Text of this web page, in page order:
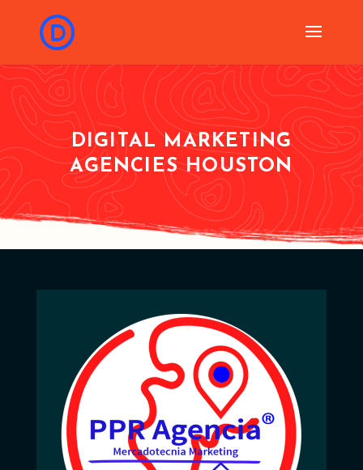
DIGITAL MARKETING
AGENCIES HOUSTON